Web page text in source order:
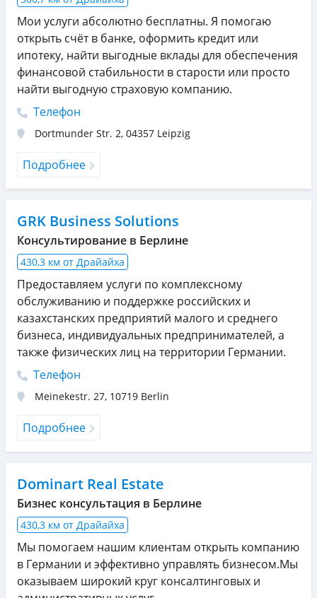
Мои услуги абсолютно бесплатны. Я помогаю
открыть счёт в банке, оформить кредит или
ипотеку, найти выгодные вклады для обеспечения
финансовой стабильности в старости или просто
найти выгодную страховую компанию.
Телефон
Dortmunder Str. 2, 04357 Leipzig
Подробнее
GRK Business Solutions
Консультирование в Берлине
430,3 км от Драйайха
Предоставляем услуги по комплексному
обслуживанию и поддержке российских и
казахстанских предприятий малого и среднего
бизнеса, индивидуальных предпринимателей, а
также физических лиц на территории Германии.
Телефон
Meinekestr. 27, 10719 Berlin
Подробнее
Dominart Real Estate
Бизнес консультация в Берлине
430,3 км от Драйайха
Мы помогаем нашим клиентам открыть компанию
в Германии и эффективно управлять бизнесом.Мы
оказываем широкий круг консалтинговых и